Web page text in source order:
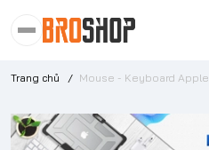
Trang chủ / Mouse - Keyboard Apple